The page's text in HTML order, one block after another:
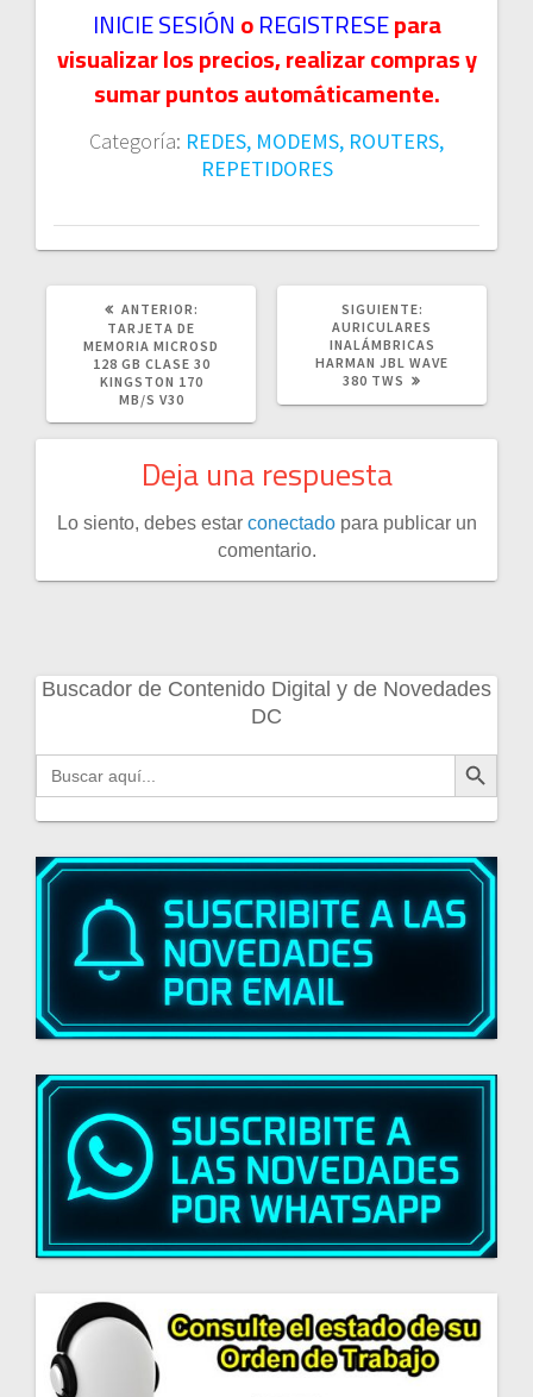
INICIE SESIÓNoREGISTRESEpara
visualizar los precios, realizar compras y
sumar puntos automáticamente.
Categoría: REDES, MODEMS, ROUTERS,
REPETIDORES
ANTERIOR:
TARJETA DE
MEMORIA MICROSD
128 GB CLASE 30
KINGSTON 170
MB/S V30
SIGUIENTE:
POST:
AURICULARES
INALÁMBRICAS
HARMAN JBL WAVE
380 TWS
Deja una respuesta
Lo siento, debes estar conectadopara publicar un
comentario.
Buscador de Contenido Digital y de Novedades
DC
Buscar: Botón de búsqueda